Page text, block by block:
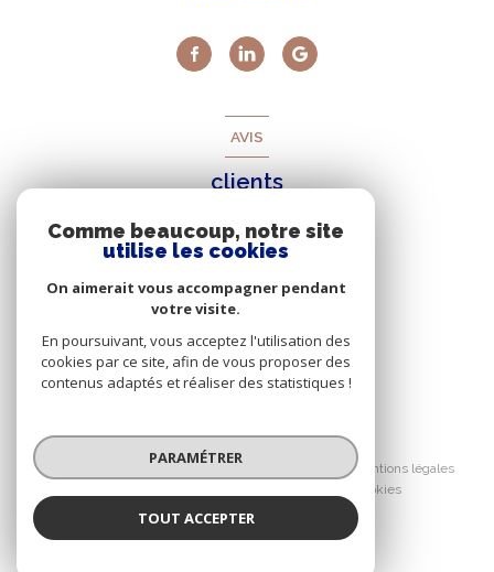
AVIS
clients
© 2026 | Tous droits réservés
Mentions légales
Cookies
Comme beaucoup, notre site
utilise les cookies
On aimerait vous accompagner pendant
votre visite.
En poursuivant, vous acceptez l'utilisation des
cookies par ce site, afin de vous proposer des
contenus adaptés et réaliser des statistiques !
PARAMÉTRER
TOUT ACCEPTER